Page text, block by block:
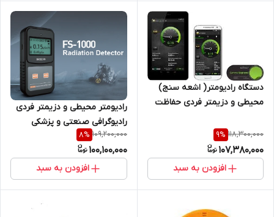
دستگاه رادیومتر( اشعه سنج)
محیطی و دزیمتر فردی حفاظت
پرتوتوهای ایکس و گاما مدل
اکوتست اکراین با قابلیت اتصال
به گوشی و تبلت و ثبت و ذخیره
مقادیر بر حسب زمان و مکان .
118,300,000
9%
107,380,000
افزودن به سبد
رادیومتر محیطی و دزیمتر فردی
رادیوگرافی صنعتی و پزشکی
مخصوص پرتوهای ایکس و گاما
مدل bosean fs-1000
109,200,000
8%
100,100,000
افزودن به سبد